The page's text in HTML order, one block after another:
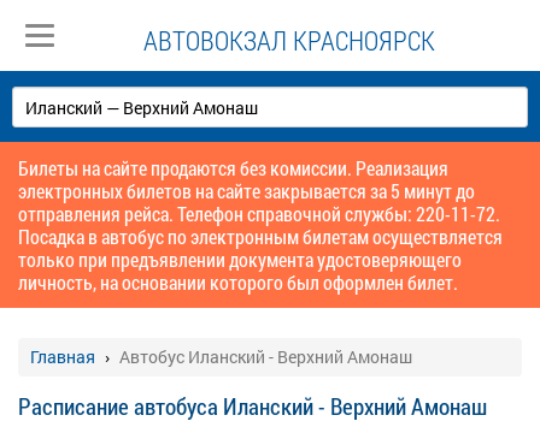
АВТОВОКЗАЛ КРАСНОЯРСК
Билеты на сайте продаются без комиссии. Реализация
электронных билетов на сайте закрывается за 5 минут до
отправления рейса. Телефон справочной службы: 220-11-72.
Посадка в автобус по электронным билетам осуществляется
только при предъявлении документа удостоверяющего
личность, на основании которого был оформлен билет.
Главная Автобус Иланский - Верхний Амонаш
Расписание автобуса Иланский - Верхний Амонаш